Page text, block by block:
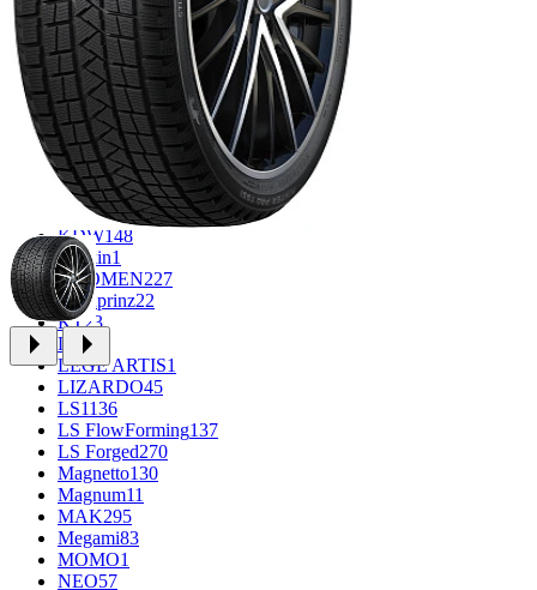
FF33
FR REPLICA 2
GR34
Grizzly3
iFree1014
iFree Original53
Ikon1
INFORGED1
K&K1
2
KDW148
Keskin1
KHOMEN227
Kronprinz22
KT23
LE
13
LEGE ARTIS1
LIZARDO45
LS1136
LS FlowForming137
LS Forged270
Magnetto130
Magnum11
MAK295
Megami83
MOMO1
NEO57